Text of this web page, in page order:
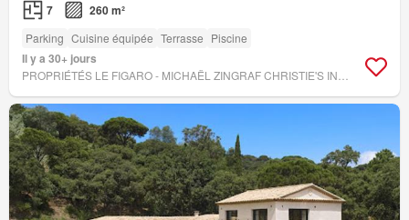
7 260 m²
Parking Cuisine équipée Terrasse Piscine
Il y a 30+ jours